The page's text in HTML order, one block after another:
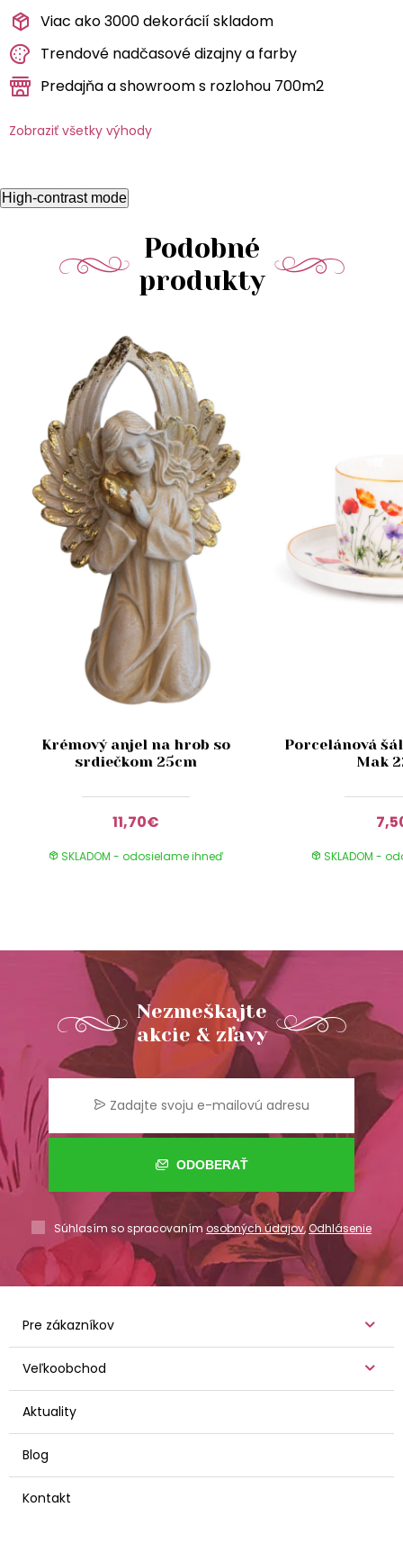
Viac ako 3000 dekorácií skladom
Trendové nadčasové dizajny a farby
Predajňa a showroom s rozlohou 700m2
Zobraziť všetky výhody
High-contrast mode
Podobné
produkty
Krémový anjel na hrob so
srdiečkom 25cm
11,70€
SKLADOM - odosielame ihneď
Porcelánová
Mak
SKLADOM -
Nezmeškajte
akcie & zľavy
ODOBERAŤ
Súhlasím so spracovaním osobných údajov,Odhlásenie
Pre zákazníkov
Veľkoobchod
Aktuality
Blog
Kontakt